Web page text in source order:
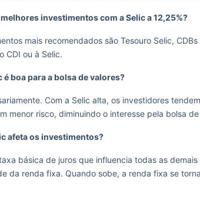
investimentos com a Selic a 12,25%?
mais recomendados são Tesouro Selic,
CDI ou à Selic.
é boa para a bolsa de valores?
Com a Selic alta, os investidores
menor risco, diminuindo o interesse pela bolsa
afeta os investimentos?
básica de juros que influencia todas as
da renda fixa. Quando sobe, a renda fixa se